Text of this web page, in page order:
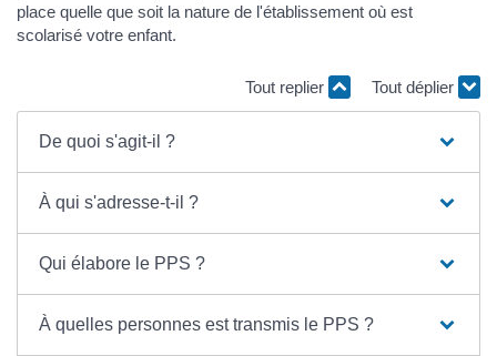
place quelle que soit la nature de l'établissement où est
scolarisé votre enfant.
Tout replier Tout déplier
De quoi s'agit-il ?
À qui s'adresse-t-il ?
Qui élabore le PPS ?
À quelles personnes est transmis le PPS ?